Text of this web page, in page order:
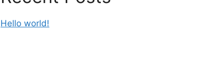
Hello world!